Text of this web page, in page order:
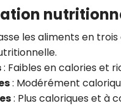
les aliments en
: Faibles en calories et
: Modérément
: Plus caloriques et à